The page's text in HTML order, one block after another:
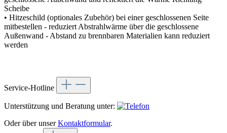
Scheibe
• Hitzeschild (optionales Zubehör) bei einer geschlossenen Seite
mitbestellen - reduziert Abstrahlwärme über die geschlossene
Außenwand - Abstand zu brennbaren Materialien kann reduziert
werden
Service-Hotline
Unterstützung und Beratung unter:
Oder über unserKontaktformular.